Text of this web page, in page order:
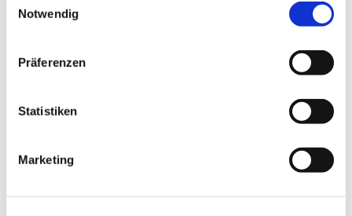
Notwendig
Präferenzen
Statistiken
Marketing
Pfarrei Hl. Johannes XXIII.
Glaube